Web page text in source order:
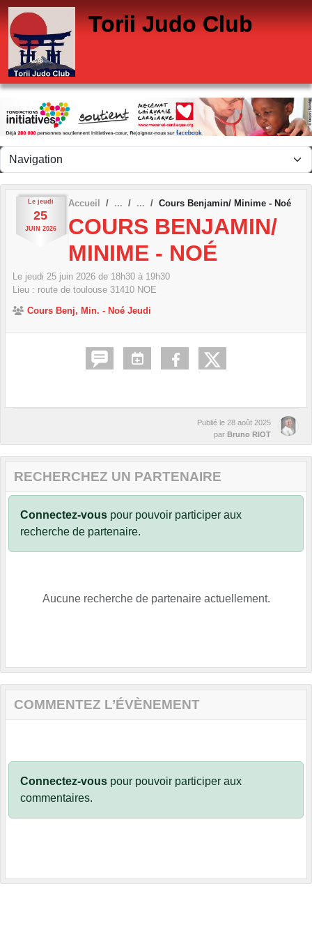
Torii Judo Club
Le jeudi
25
JUIN 2026
Accueil Cours Benjamin/ Minime - Noé
COURS BENJAMIN/
MINIME - NOÉ
Le jeudi 25 juin 2026 de 18h30 à 19h30
Lieu : route de toulouse 31410 NOE
Cours Benj, Min. - Noé Jeudi
Publié le 28 août 2025
par Bruno RIOT
RECHERCHEZ UN PARTENAIRE
Connectez-vous pour pouvoir participer aux
recherche de partenaire.
Aucune recherche de partenaire actuellement.
COMMENTEZ L’ÉVÈNEMENT
Connectez-vous pour pouvoir participer aux
commentaires.
Panneau de gestion des cookies